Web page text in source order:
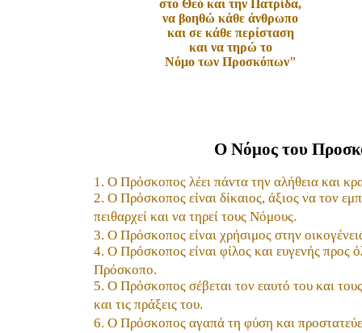
στο Θεό και την Πατρίδα,
να βοηθώ κάθε άνθρωπο
και σε κάθε περίσταση
και να τηρώ το
Νόμο των Προσκόπων"
Ο Νόμος του
1. Ο Πρόσκοπος λέει πάντα την αλήθεια και
2. Ο Πρόσκοπος είναι δίκαιος, άξιος να τον
πειθαρχεί και να τηρεί τους Νόμους.
3. Ο Πρόσκοπος είναι χρήσιμος στην
4. Ο Πρόσκοπος είναι φίλος και ευγενής προς
Πρόσκοπο.
5. Ο Πρόσκοπος σέβεται τον εαυτό του και
και τις πράξεις του.
6. Ο Πρόσκοπος αγαπά τη φύση και